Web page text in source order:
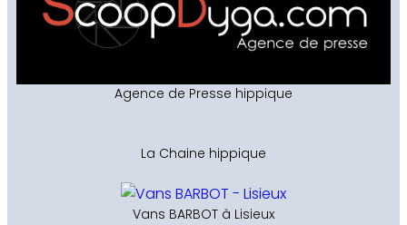
Agence de Presse hippique
La Chaine hippique
Vans BARBOT à Lisieux